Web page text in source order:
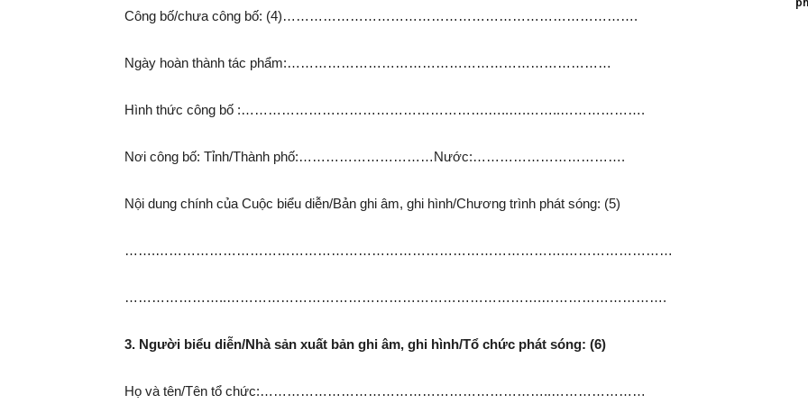
Công bố/chưa công bố: (4)…………………………………………………………………….
Ngày hoàn thành tác phẩm:………………………………………………………………
Hình thức công bố :……………………………………………….…..….……..……………….
Nơi công bố: Tỉnh/Thành phố:…………………………Nước:…………………………….
Nội dung chính của Cuộc biểu diễn/Bản ghi âm, ghi hình/Chương trình phát sóng: (5)
…….……………………………………………………………………………….……………………
…………………..…………………………………………………………….……………………….
3. Người biểu diễn/Nhà sản xuất bản ghi âm, ghi hình/Tổ chức phát sóng: (6)
Họ và tên/Tên tổ chức:………………………………………………………..…………………